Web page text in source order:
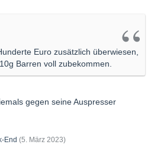
Euro zusätzlich überwiesen,
Barren voll zubekommen.
gegen seine Auspresser
End (5. März 2023)